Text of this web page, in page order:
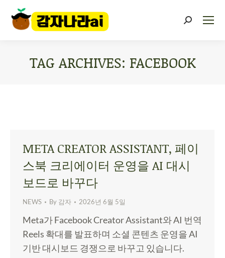
TAG ARCHIVES: FACEBOOK
META CREATOR ASSISTANT, 페이
스북 크리에이터 운영을 AI 대시
보드로 바꾸다
NEWS By 감자 2026년 6월 5일
Meta가 Facebook Creator Assistant와 AI 번역
Reels 확대를 발표하며 소셜 콘텐츠 운영을 AI
기반 대시보드 경쟁으로 바꾸고 있습니다.